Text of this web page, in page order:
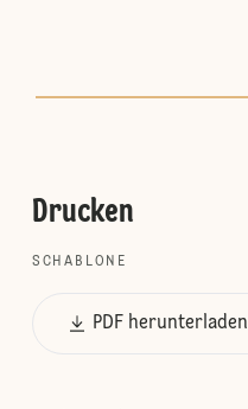
Drucken
SCHABLONE
PDF herunterladen